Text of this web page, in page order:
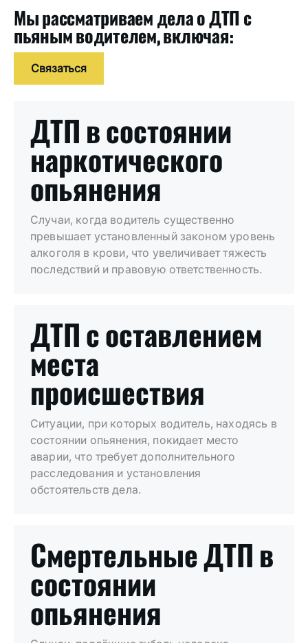
Мы рассматриваем дела о ДТП с
пьяным водителем, включая:
Связаться
ДТП в состоянии
наркотического
опьянения
Случаи, когда водитель существенно
превышает установленный законом уровень
алкоголя в крови, что увеличивает тяжесть
последствий и правовую ответственность.
ДТП с оставлением
места
происшествия
Ситуации, при которых водитель, находясь в
состоянии опьянения, покидает место
аварии, что требует дополнительного
расследования и установления
обстоятельств дела.
Смертельные ДТП в
состоянии
опьянения